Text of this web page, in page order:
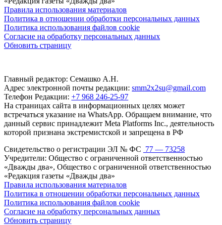
Правила использования материалов
Политика в отношении обработки персональных данных
Политика использования файлов cookie
Согласие на обработку персональных данных
Обновить страницу
Главный редактор: Семашко А.Н.
Адрес электронной почты редакции: smm2x2su@gmail.com
Телефон Редакции: +7 968 246-25-97
На страницах сайта в информационных целях может
встречаться указание на WhatsApp. Обращаем внимание, что
данный сервис принадлежит Meta Platforms Inc., деятельность
которой признана экстремистской и запрещена в РФ
Свидетельство о регистрации ЭЛ № ФС 77 — 73258
Учредители: Общество с ограниченной ответственностью
«Дважды два», Общество с ограниченной ответственностью
«Редакция газеты «Дважды два»
Правила использования материалов
Политика в отношении обработки персональных данных
Политика использования файлов cookie
Согласие на обработку персональных данных
Обновить страницу